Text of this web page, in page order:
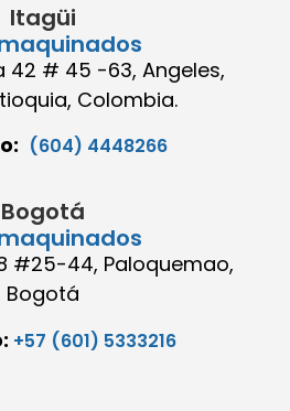
Itagüi
42 # 45 -63, Angeles,
Colombia.
(604) 4448266
Bogotá
#25-44, Paloquemao,
Bogotá
+57 (601) 5333216